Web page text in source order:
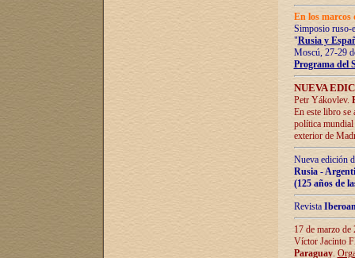
En los marcos
Simposio ruso-
"Rusia y
Moscú, 27-29
Programa del
NUEVA
Petr Yákovlev.
En este libro se
política mundial
exterior de
Nueva edición
Rusia -
(125 años de
Revista
17 de marzo
Víctor Jacinto
Paraguay.